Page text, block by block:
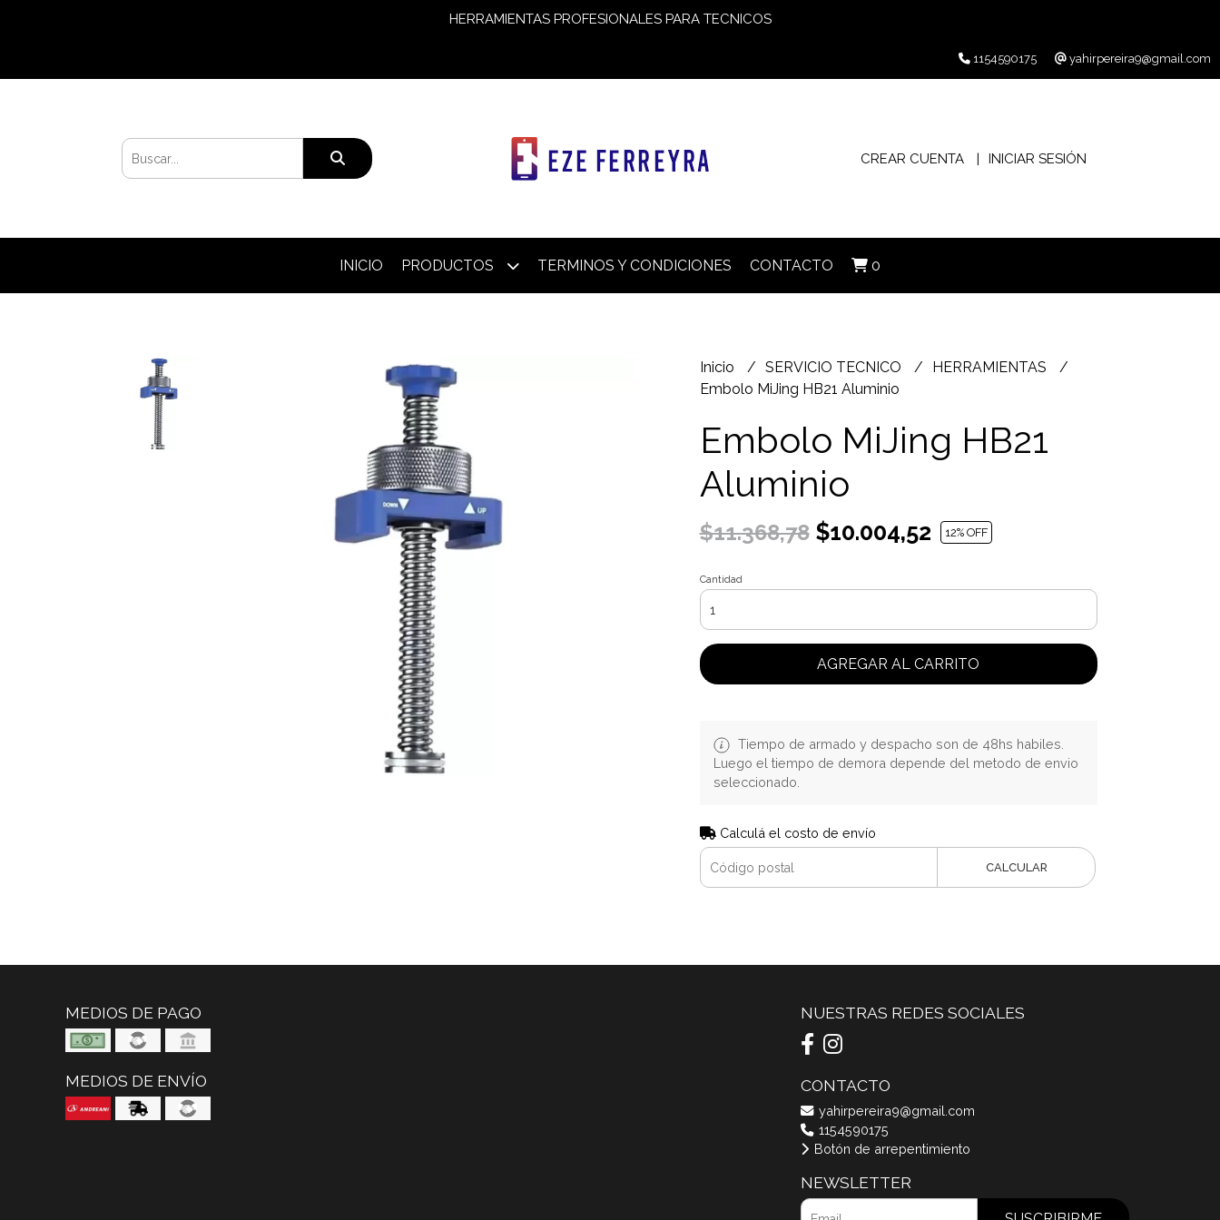
HERRAMIENTAS PROFESIONALES PARA TECNICOS
1154590175 yahirpereira9@gmail.com
CREAR CUENTA INICIAR SESIÓN
INICIO PRODUCTOS TERMINOS Y CONDICIONES CONTACTO 0
Inicio SERVICIO TECNICO
HERRAMIENTAS
Embolo MiJing HB21 Aluminio
Embolo MiJing HB21
Aluminio
$11.368,78$10.004,52 12% OFF
Cantidad
AGREGAR AL CARRITO
Tiempo de armado y despacho son de 48hs habiles.
Luego el tiempo de demora depende del metodo de envio
seleccionado.
Calculá el costo de envío
CALCULAR
MEDIOS DE PAGO
MEDIOS DE ENVÍO
NUESTRAS REDES SOCIALES
CONTACTO
yahirpereira9@gmail.com
1154590175
Botón de arrepentimiento
NEWSLETTER